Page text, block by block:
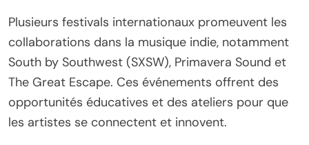
Plusieurs festivals internationaux promeuvent les
collaborations dans la musique indie, notamment
South by Southwest (SXSW), Primavera Sound et
The Great Escape. Ces événements offrent des
opportunités éducatives et des ateliers pour que
les artistes se connectent et innovent.